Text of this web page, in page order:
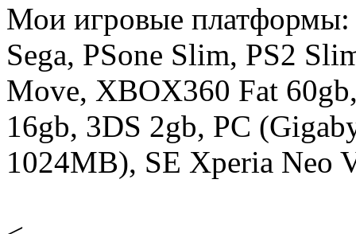
Мои игровые платформы:
Sega, PSone Slim, PS2
Move, XBOX360 Fat
16gb, 3DS 2gb, PC
1024MB), SE Xperia Neo